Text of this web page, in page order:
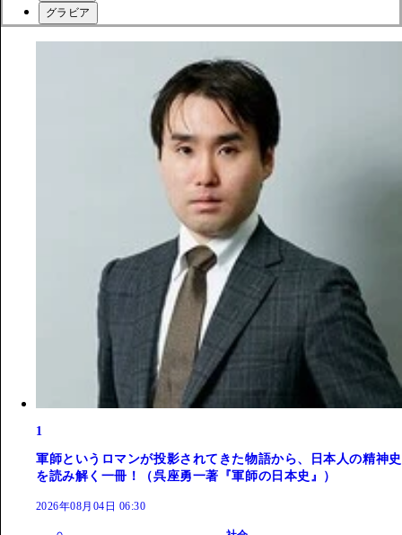
グラビア
1
軍師というロマンが投影されてきた物語から、日本人の精神史
を読み解く一冊！（呉座勇一著『軍師の日本史』）
2026年08月04日 06:30